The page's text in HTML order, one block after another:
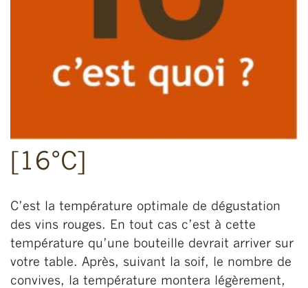
[16°C]
C’est la température optimale de dégustation
des vins rouges. En tout cas c’est à cette
température qu’une bouteille devrait arriver sur
votre table. Après, suivant la soif, le nombre de
convives, la température montera légèrement,